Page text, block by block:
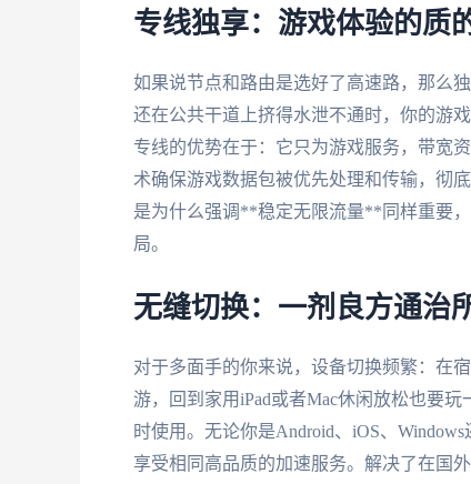
专线独享：游戏体验的质
如果说节点和路由是选好了高速路，那么
还在公共干道上挤得水泄不通时，你的游
专线的优势在于：它只为游戏服务，带宽
术确保游戏数据包被优先处理和传输，彻
是为什么强调**稳定无限流量**同样重要
局。
无缝切换：一剂良方通治
对于多面手的你来说，设备切换频繁：在
游，回到家用iPad或者Mac休闲放松也要
时使用。无论你是Android、iOS、
享受相同高品质的加速服务。解决了在国